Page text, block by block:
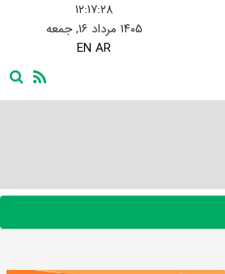
۱۲:۱۷:۲۸
۱۴۰۵ مرداد ۱۶, جمعه
EN AR